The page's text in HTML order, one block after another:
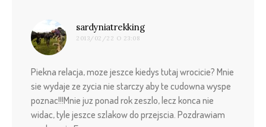
sardyniatrekkingpisze:
2013/02/22 O 23:08
Piekna relacja, moze jeszce kiedys tutaj wrocicie? Mnie
sie wydaje ze zycia nie starczy aby te cudowna wyspe
poznac!!!Mnie juz ponad rok zeszlo, lecz konca nie
widac, tyle jeszce szlakow do przejscia. Pozdrawiam